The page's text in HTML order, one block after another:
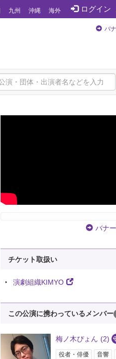
ログイン
九州 沖縄 海外
バ
バナ
チケット取扱い
演劇組織KIMYO
この公演に携わっているメンバー
梅ノ木ぴょん (2)
役者・俳優 音響